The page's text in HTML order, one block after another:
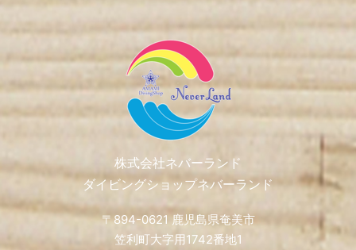
Footer
株式会社ネバーランド
ダイビングショップネバーランド
〒894-0621 鹿児島県奄美市
笠利町大字用1742番地1